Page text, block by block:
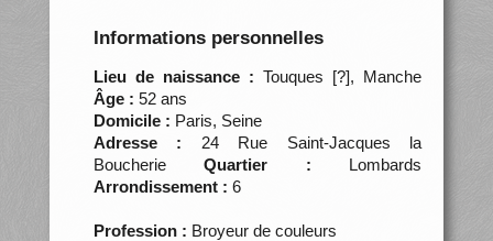
Informations personnelles
Lieu de naissance : Touques [?], Manche
Âge : 52 ans
Domicile : Paris, Seine
Adresse : 24 Rue Saint-Jacques la
BoucherieQuartier : Lombards
Arrondissement : 6
Profession : Broyeur de couleurs